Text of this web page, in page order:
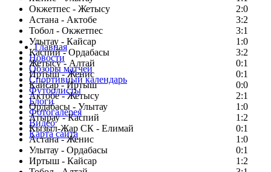
Окжетпес - Жетысу
2:0
Астана - Актобе
3:2
Тобол - Окжетпес
3:1
Улытау - Кайсар
1:0
Каспий - Ордабасы
3:2
Жетысу - Алтай
0:1
Иртыш - Женис
0:1
Кайсар - Иртыш
0:0
Актобе - Жетысу
2:1
Ордабасы - Улытау
1:0
Атырау - Каспий
1:2
Кызыл-Жар СК - Елимай
0:1
Астана - Женис
1:0
Улытау - Ордабасы
0:1
Иртыш - Кайсар
1:2
Главная
Новости
Обзоры матчей
Спортивный календарь
Футболисты
Блоги
Фотогалерея
Видео
Карта сайта